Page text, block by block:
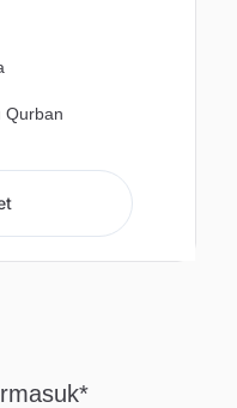
Qurban